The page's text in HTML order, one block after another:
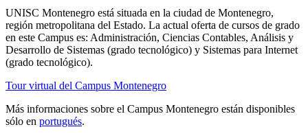
UNISC Montenegro está situada en la ciudad de Montenegro,
región metropolitana del Estado. La actual oferta de cursos de grado
en este Campus es: Administración, Ciencias Contables, Análisis y
Desarrollo de Sistemas (grado tecnológico) y Sistemas para Internet
(grado tecnológico).
Tour virtual del Campus Montenegro
Más informaciones sobre el Campus Montenegro están disponibles
sólo en portugués.